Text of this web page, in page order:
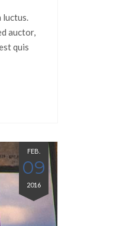
luctus.
auctor,
quis
FEB.
09
2016